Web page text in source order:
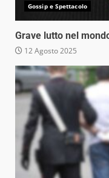
Gossip e Spettacolo
Grave lutto nel
12 Agosto 2025